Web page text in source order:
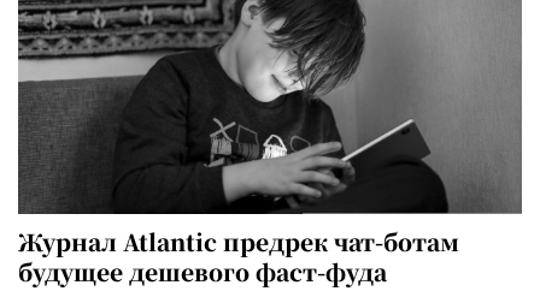
Журнал Atlantic предрек чат-ботам
будущее дешевого фаст-фуда